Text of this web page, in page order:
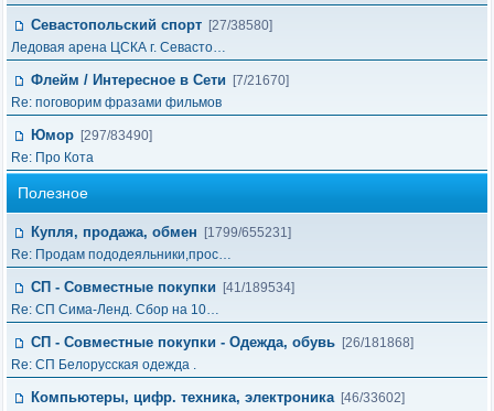
Севастопольский спорт [27/38580]
Ледовая арена ЦСКА г. Севасто…
Флейм / Интересное в Cети
[7/21670]
Re: поговорим фразами фильмов
Юмор [297/83490]
Re: Про Кота
Полезное
Купля, продажа, обмен
[1799/655231]
Re: Продам пододеяльники,прос…
СП - Совместные покупки
[41/189534]
Re: СП Сима-Ленд. Сбор на 10…
СП - Совместные покупки - Одежда, обувь [26/181868]
Re: СП Белорусская одежда .
Компьютеры, цифр. техника, электроника [46/33602]